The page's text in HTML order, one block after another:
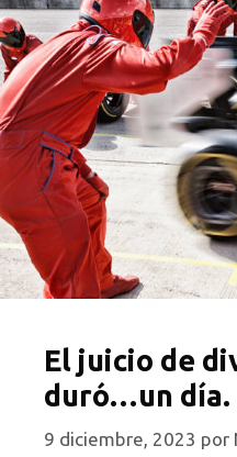
El juicio de
duró…un día.
9 diciembre, 2023 por